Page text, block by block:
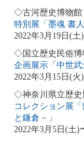
◇古河歴史博物館
特別展「墨魂 書
2022年3月19日(
◇国立歴史民俗博
企画展示「中世武
2022年3月15日(
◇神奈川県立歴史
コレクション展
と鎌倉－」
2022年3月5日(土)